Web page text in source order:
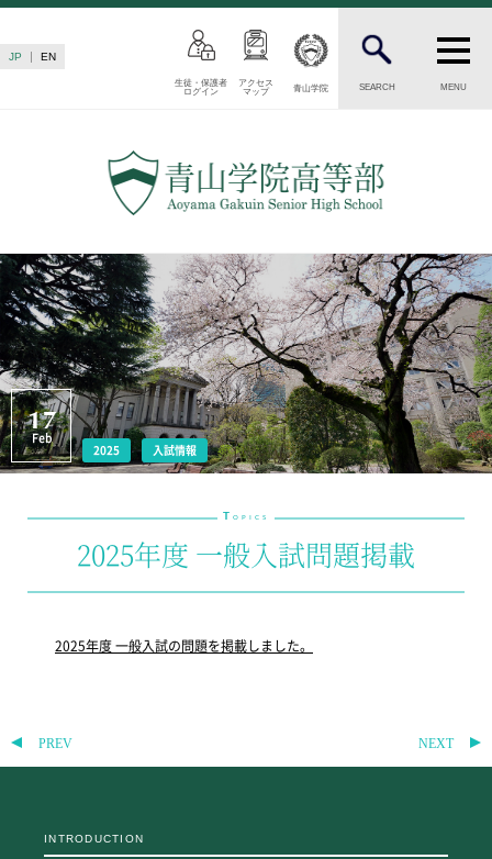
JP EN
生徒・保護者
ログイン
アクセス
マップ
青山学院 SEARCH MENU
高等部の歴史
生徒数・教職員数
一貫校の流れ
卒業後の進路
卒業生からのメッセージ
AOYAMA STYLE
特色ある教育
教科・学習内容
キリスト教教育
国際交流
平和・共生学習
SGH活動報告
スクールカレンダー
生徒会活動
17
Feb
2025 入試情報
T OPICS
2025年度 一般入試問題掲載
2025年度 一般入試の問題を掲載しました。
PREV NEXT
INTRODUCTION